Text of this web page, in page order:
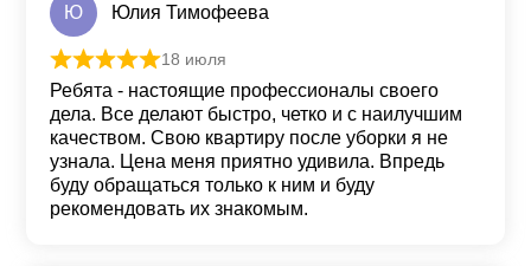
Ю Юлия Тимофеева
Оценка
18 июля
Ребята - настоящие профессионалы своего
дела. Все делают быстро, четко и с наилучшим
качеством. Свою квартиру после уборки я не
узнала. Цена меня приятно удивила. Впредь
буду обращаться только к ним и буду
рекомендовать их знакомым.